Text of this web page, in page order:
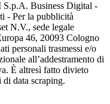
S.p.A. Business Digital -
- Per la pubblicità
N.V., sede legale
46, 20093 Cologno
personali trasmessi e/o
all’addestramento di
È altresì fatto divieto
di data scraping.